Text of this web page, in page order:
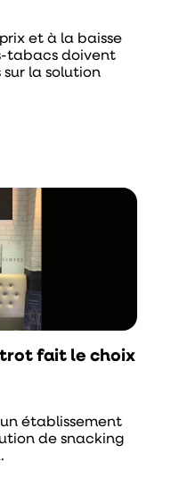
et à la baisse
tabacs doivent
la solution
fait le choix
un établissement
de snacking